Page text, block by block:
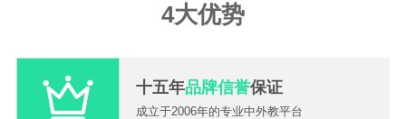
4大优势
十五年品牌信誉保证
成立于2006年的专业中外教平台